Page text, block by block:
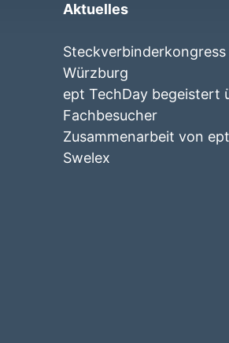
Aktuelles
Würzburg
ept TechDay begeistert
Fachbesucher
Zusammenarbeit von
Swelex